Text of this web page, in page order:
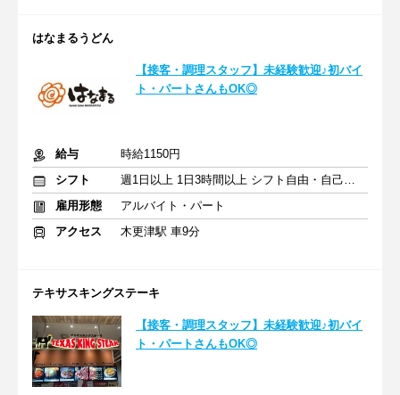
はなまるうどん
【接客・調理スタッフ】未経験歓迎♪初バイ
ト・パートさんもOK◎
給与
時給1150円
シフト
週1日以上 1日3時間以上 シフト自由・自己申告
雇用形態
アルバイト・パート
アクセス
木更津駅 車9分
テキサスキングステーキ
【接客・調理スタッフ】未経験歓迎♪初バイ
ト・パートさんもOK◎